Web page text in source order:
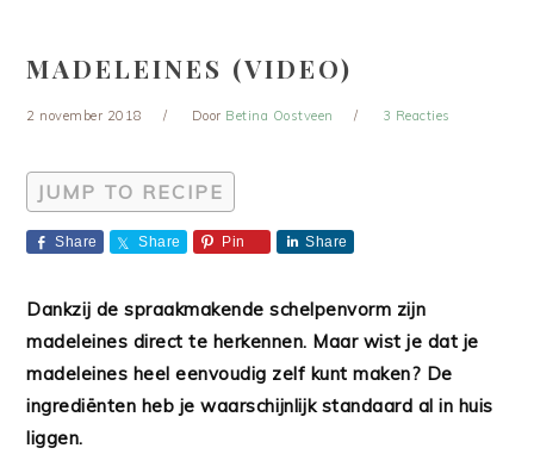
MADELEINES (VIDEO)
2 november 2018 Door Betina Oostveen 3 Reacties
JUMP TO RECIPE
Share Share Pin Share
Dankzij de spraakmakende schelpenvorm zijn
madeleines direct te herkennen. Maar wist je dat je
madeleines heel eenvoudig zelf kunt maken? De
ingrediënten heb je waarschijnlijk standaard al in huis
liggen.